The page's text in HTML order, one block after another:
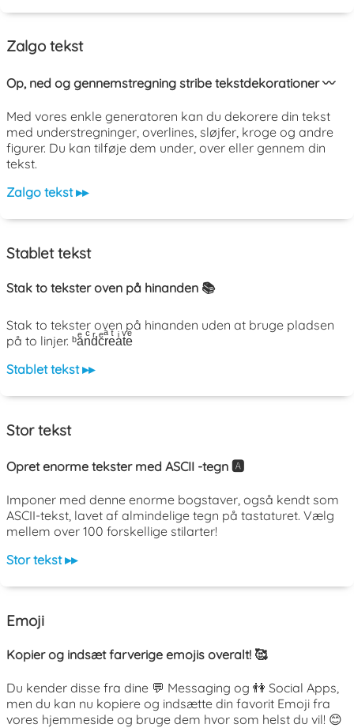
Zalgo tekst
Op, ned og gennemstregning stribe tekstdekorationer 〰️
Med vores enkle generatoren kan du dekorere din tekst
med understregninger, overlines, sløjfer, kroge og andre
figurer. Du kan tilføje dem under, over eller gennem din
tekst.
Zalgo tekst ▸▸
Stablet tekst
Stak to tekster oven på hinanden 📚
Stak to tekster oven på hinanden uden at bruge pladsen
på to linjer. ᵇaͤnͨdͬcͤrͣeͭaͥtͮeͤ
Stablet tekst ▸▸
Stor tekst
Opret enorme tekster med ASCII -tegn 🅰️
Imponer med denne enorme bogstaver, også kendt som
ASCII-tekst, lavet af almindelige tegn på tastaturet. Vælg
mellem over 100 forskellige stilarter!
Stor tekst ▸▸
Emoji
Kopier og indsæt farverige emojis overalt! 🥰
Du kender disse fra dine 💬 Messaging og 👫 Social Apps,
men du kan nu kopiere og indsætte din favorit Emoji fra
vores hjemmeside og bruge dem hvor som helst du vil! 😊